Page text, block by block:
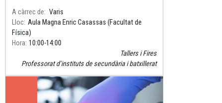
A càrrec de
Varis
Lloc Aula Magna Enric Casassas (Facultat de
Física)
Hora 10:00 14:00
Tallers i Fires
Professorat d'instituts de secundària i batxillerat